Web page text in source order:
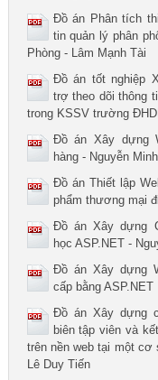
Đồ án Phân tích
tin quản lý phân
Phòng - Lâm Mạnh Tài
Đồ án tốt nghiệp
trợ theo dõi thông
trong KSSV trường
Đồ án Xây dựng
hàng - Nguyễn
Đồ án Thiết lập
phẩm thương mại
Đồ án Xây dựng
học ASP.NET -
Đồ án Xây dựng
cấp bằng ASP.NET
Đồ án Xây dựng
biên tập viên và
trên nền web tại một
Lê Duy Tiến